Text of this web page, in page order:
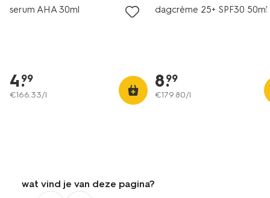
serum AHA 30ml
4.
99
€166.33/l
dagcrème 25+ SPF30 50ml
8.
99
€179.80/l
wat vind je van deze pagina?